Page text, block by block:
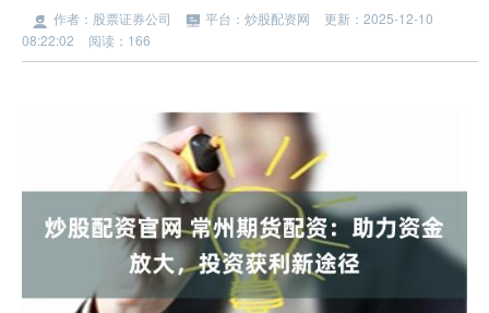
作者：股票证券公司 平台：炒股配资网
更新：2025-12-10
08:22:02
阅读：166